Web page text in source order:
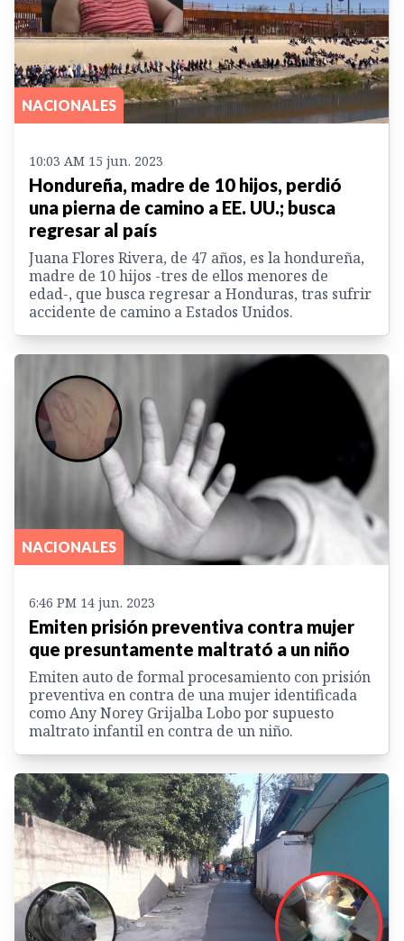
NACIONALES
10:03 AM 15 jun. 2023
Hondureña, madre de 10 hijos, perdió
una pierna de camino a EE. UU.; busca
regresar al país
Juana Flores Rivera, de 47 años, es la hondureña,
madre de 10 hijos -tres de ellos menores de
edad-, que busca regresar a Honduras, tras sufrir
accidente de camino a Estados Unidos.
NACIONALES
6:46 PM 14 jun. 2023
Emiten prisión preventiva contra mujer
que presuntamente maltrató a un niño
Emiten auto de formal procesamiento con prisión
preventiva en contra de una mujer identificada
como Any Norey Grijalba Lobo por supuesto
maltrato infantil en contra de un niño.